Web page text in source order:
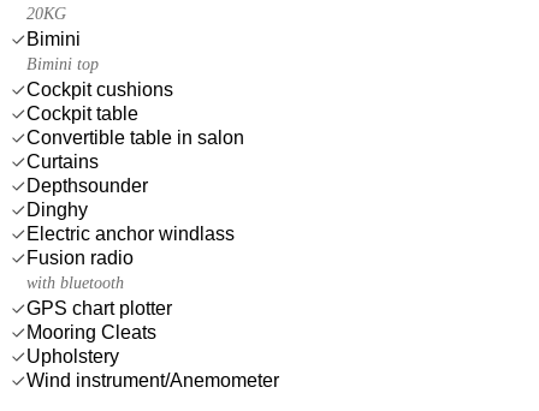
20KG
Bimini
Bimini top
Cockpit cushions
Cockpit table
Convertible table in salon
Curtains
Depthsounder
Dinghy
Electric anchor windlass
Fusion radio
with bluetooth
GPS chart plotter
Mooring Cleats
Upholstery
Wind instrument/Anemometer